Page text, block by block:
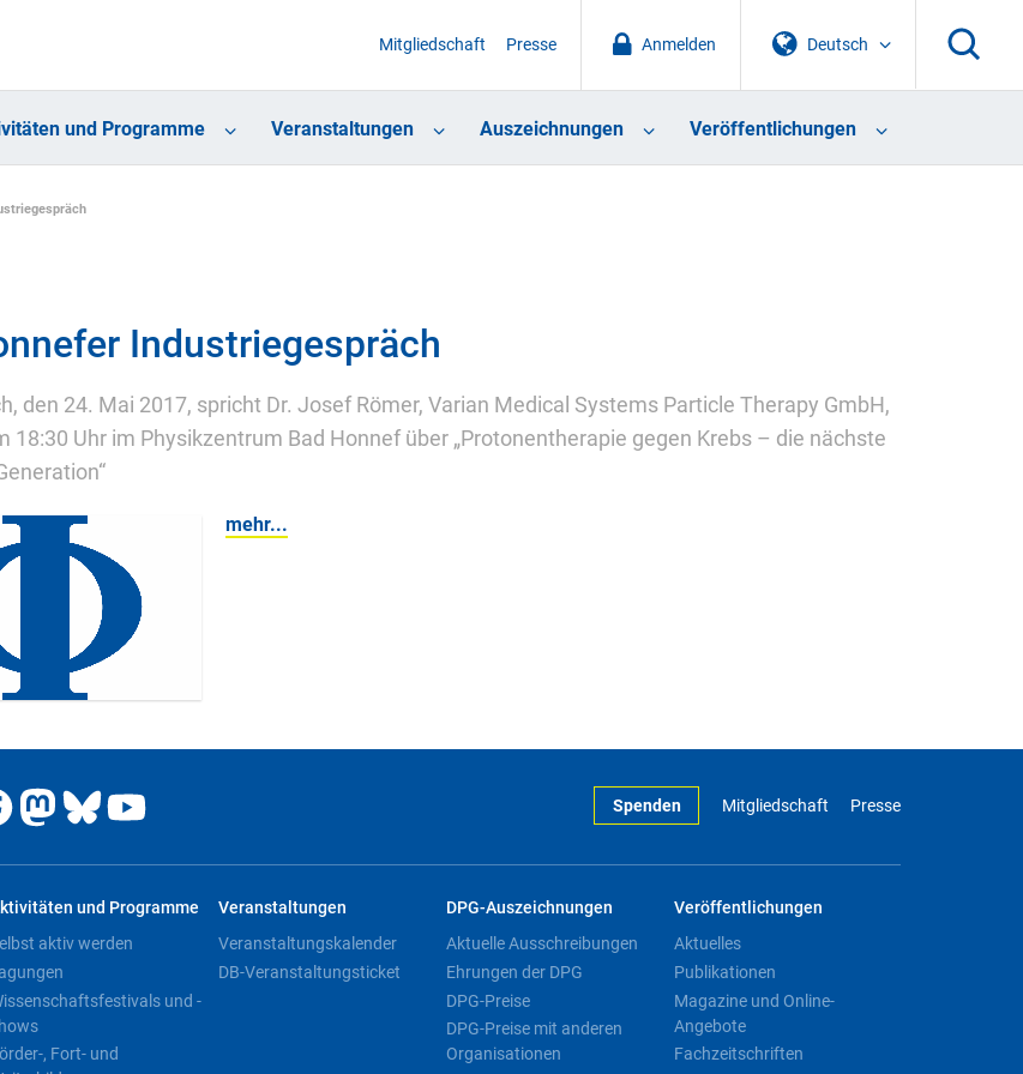
Deutsch
Anmelden
Mitgliedschaft Presse
und Programme Veranstaltungen Auszeichnungen Veröffentlichungen
Industriegespräch
den 24. Mai 2017, spricht Dr. Josef Römer, Varian Medical Systems Particle Therapy GmbH,
18:30 Uhr im Physikzentrum Bad Honnef über „Protonentherapie gegen Krebs – die nächste
mehr...
Spenden Mitgliedschaft Presse
und Programme
aktiv werden
und -
, Fort- und
Veranstaltungen
Veranstaltungskalender
DB-Veranstaltungsticket
DPG-Auszeichnungen
Aktuelle Ausschreibungen
Ehrungen der DPG
DPG-Preise
DPG-Preise mit anderen
Organisationen
Veröffentlichungen
Aktuelles
Publikationen
Magazine und Online-
Angebote
Fachzeitschriften